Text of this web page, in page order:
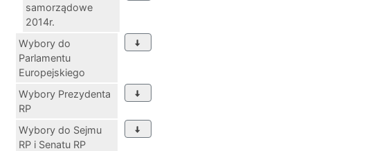
samorządowe
2014r.
Wybory do
Parlamentu
Europejskiego
Wybory Prezydenta
RP
Wybory do Sejmu
RP i Senatu RP